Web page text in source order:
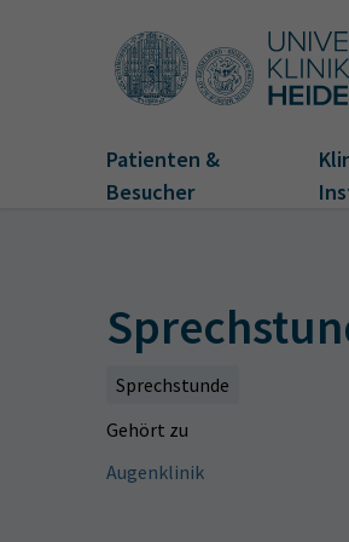
Patienten &
Besucher
Sprechstunde
Gehört zu
Augenklinik